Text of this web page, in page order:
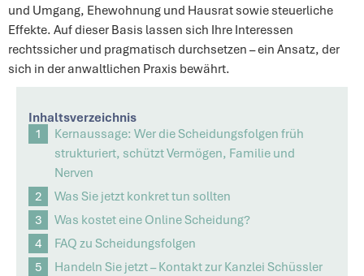
und Umgang, Ehewohnung und Hausrat sowie steuerliche
Effekte. Auf dieser Basis lassen sich Ihre Interessen
rechtssicher und pragmatisch durchsetzen – ein Ansatz, der
sich in der anwaltlichen Praxis bewährt.
Inhaltsverzeichnis
Kernaussage: Wer die Scheidungsfolgen früh
strukturiert, schützt Vermögen, Familie und
Nerven
Was Sie jetzt konkret tun sollten
Was kostet eine Online Scheidung?
FAQ zu Scheidungsfolgen
Handeln Sie jetzt – Kontakt zur Kanzlei Schüssler